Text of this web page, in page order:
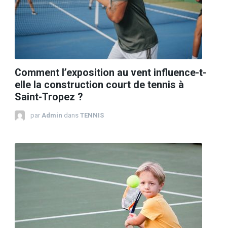
Comment l’exposition au vent influence-t-
elle la construction court de tennis à
Saint-Tropez ?
par Admin dans TENNIS